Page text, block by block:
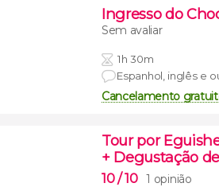
Ingresso do
Sem avaliar
1h 30m
Espanhol, inglês e
Cancelamento
Tour por
+ Degustação
10/ 10 1 opinião